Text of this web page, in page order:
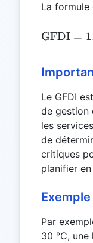
La formule
GFDI = 1
Le GFDI
de gestion
les
de
critiques
planifier
Par
30 °C,